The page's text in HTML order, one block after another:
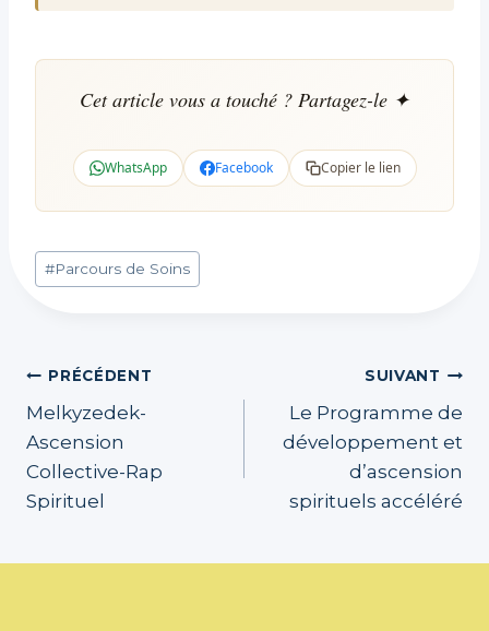
Cet article vous a touché ? Partagez-le ✦
WhatsApp Facebook Copier le lien
Étiquettes
de
#Parcours de Soins
Navigation
de
l’article
PRÉCÉDENT
Melkyzedek-
Ascension
Collective-Rap
Spirituel
SUIVANT
Le Programme de
développement et
d’ascension
spirituels accéléré